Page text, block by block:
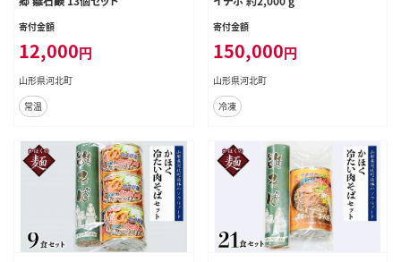
寄付金額
12,000円
山形県河北町
常温
寄付金額
150,000円
山形県河北町
冷凍